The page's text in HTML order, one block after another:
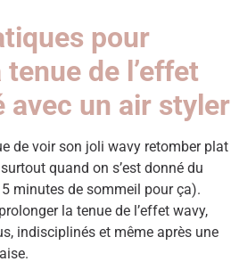
pour
de l’effet
avec un air styler
de voir son joli wavy retomber plat
quand on s’est donné du
minutes de sommeil pour ça).
la tenue de l’effet wavy,
indisciplinés et même après une